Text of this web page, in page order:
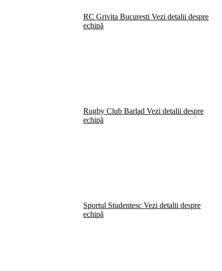
RC Grivita Bucuresti Vezi detalii despre
echipă
Rugby Club Barlad Vezi detalii despre
echipă
Sportul Studentesc Vezi detalii despre
echipă